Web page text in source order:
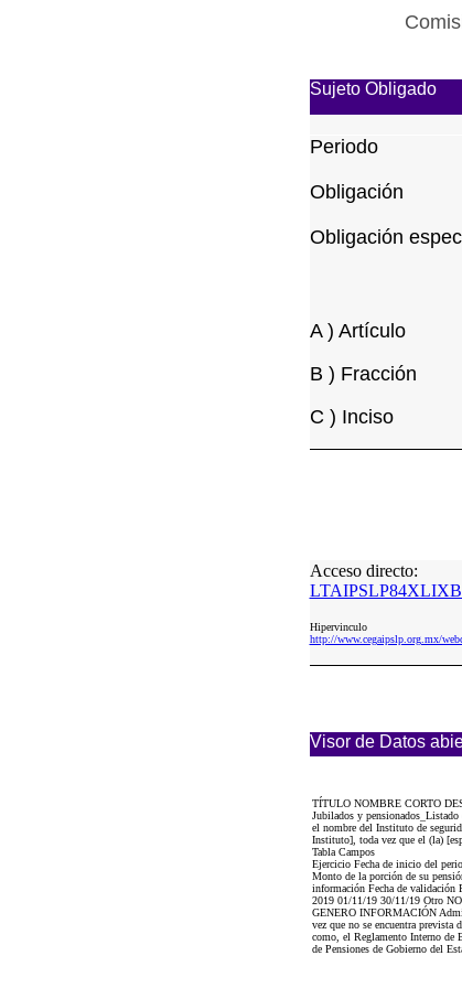
Sujeto Obligado
Periodo
Obligación
Obligación
A ) Artículo
B ) Fracción
C ) Inciso
Acceso directo:
Hipervinculo
http://www.cegaipslp.org.mx/
Visor de Datos
TÍTULO NOMBRE CORTO
Jubilados y
el nombre del Instituto de
Instituto], toda vez que el (la)
Tabla Campos
Ejercicio Fecha de inicio del
Monto de la porción de su
información Fecha de validación
2019 01/11/19 30/11/19 Otro
GENERO INFORMACIÓN
vez que no se encuentra
como, el Reglamento Interno de
de Pensiones de Gobierno del